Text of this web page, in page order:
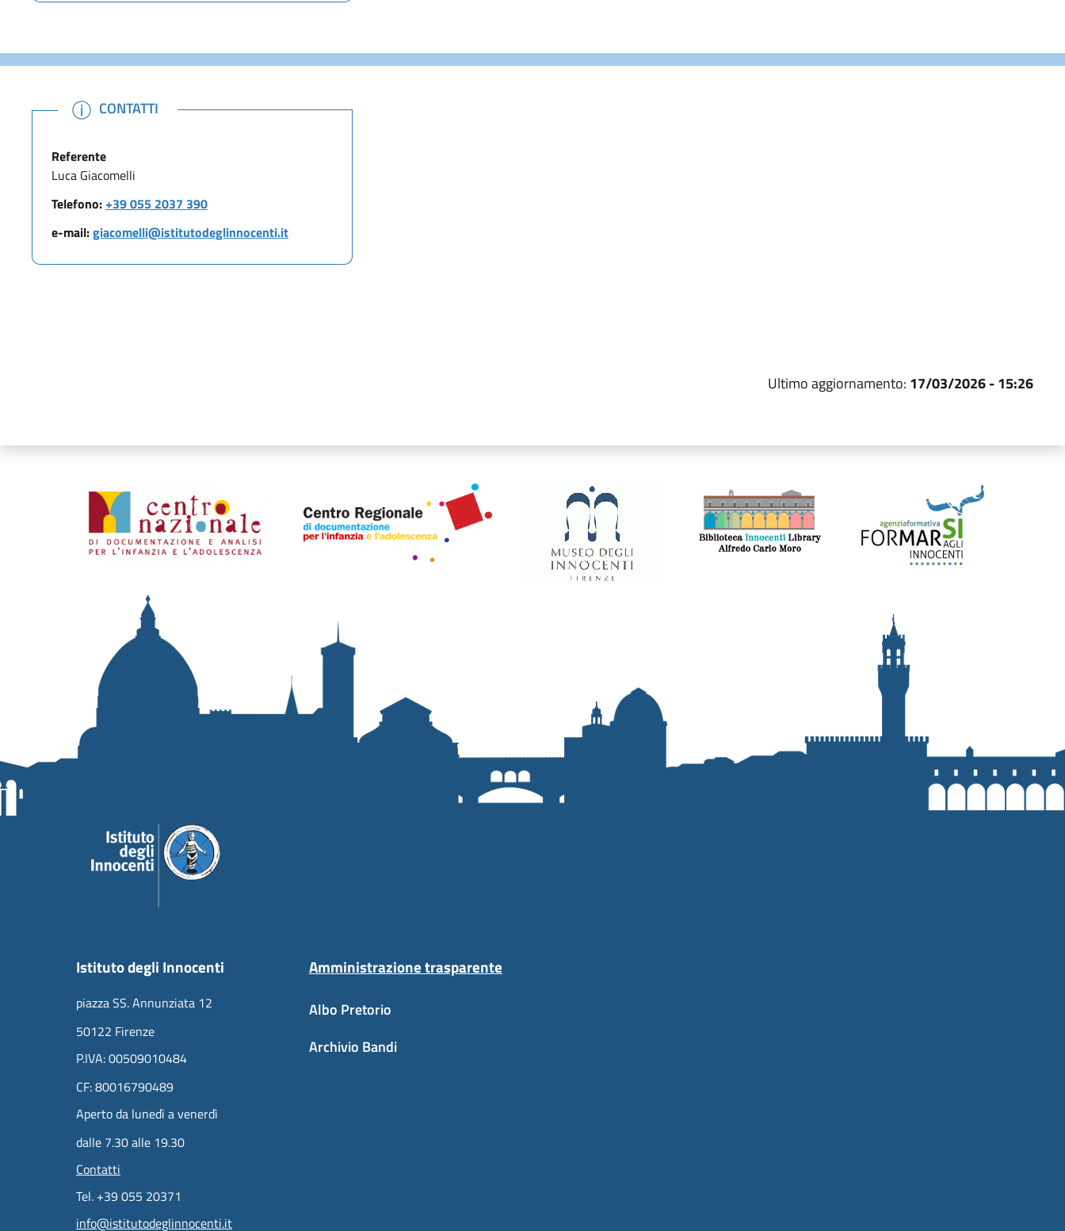
NOTE
CONTATTI
Referente
Luca Giacomelli
Telefono:+39 055 2037 390
e-mail:giacomelli@istitutodeglinnocenti.it
Ultimo aggiornamento: 17/03/2026 - 15:26
Organismi collegati
Istituto degli Innocenti
piazza SS. Annunziata 12
50122 Firenze
P.IVA: 00509010484
CF: 80016790489
Aperto da lunedì a venerdì
dalle 7.30 alle 19.30
Contatti
Tel. +39 055 20371
info@istitutodeglinnocenti.it
Amministrazione trasparente
Albo Pretorio
Archivio Bandi